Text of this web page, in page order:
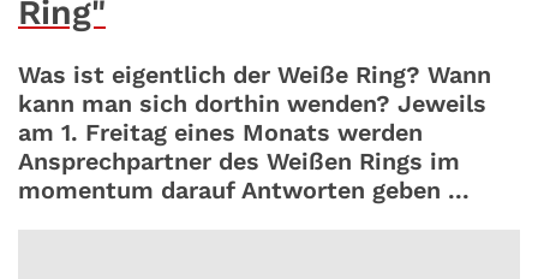
Ring"
Was ist eigentlich der Weiße Ring? Wann
kann man sich dorthin wenden? Jeweils
am 1. Freitag eines Monats werden
Ansprechpartner des Weißen Rings im
momentum darauf Antworten geben ...